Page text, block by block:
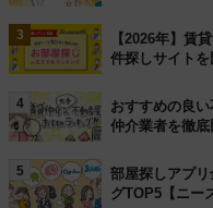
3
【2026年】賃
件探しサイト
4
おすすめの良
仲介業者を徹底
5
部屋探しアプ
グTOP5【ニー